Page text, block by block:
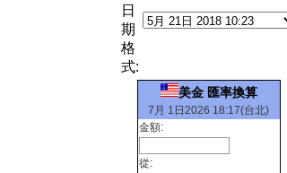
日
期
格
式:
美金 匯率換算
7月 1日2026 18:17(台北)
金額:
從: